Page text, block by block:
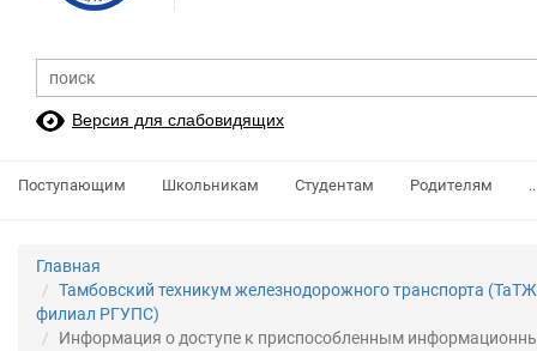
Версия для слабовидящих
Поступающим Школьникам Студентам Родителям
Главная
Тамбовский техникум железнодорожного транспорта
филиал РГУПС)
Информация о доступе к приспособленным